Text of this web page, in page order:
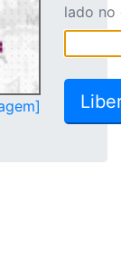
lado no